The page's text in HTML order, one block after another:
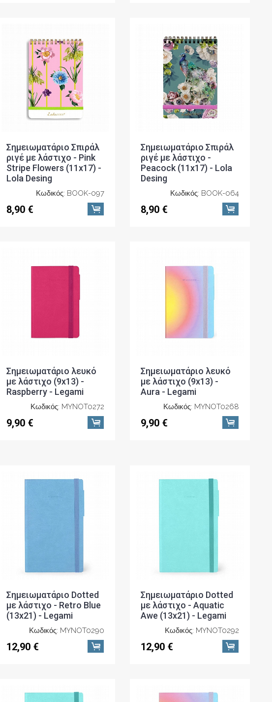
Σημειωματάριο Σπιράλ
ριγέ με λάστιχο - Pink
Stripe Flowers (11x17) -
Lola Desing
Κωδικός: BOOK-097
8,90 €
Σημειωματάριο Σπιράλ
ριγέ με λάστιχο -
Peacock (11x17) - Lola
Desing
Κωδικός: BOOK-064
8,90 €
Σημειωματάριο λευκό
με λάστιχο (9x13) -
Raspberry - Legami
Κωδικός: MYNOT0272
9,90 €
Σημειωματάριο λευκό
με λάστιχο (9x13) -
Aura - Legami
Κωδικός: MYNOT0268
9,90 €
Σημειωματάριο Dotted
με λάστιχο - Retro Blue
(13x21) - Legami
Κωδικός: MYNOT0290
12,90 €
Σημειωματάριο Dotted
με λάστιχο - Aquatic
Awe (13x21) - Legami
Κωδικός: MYNOT0292
12,90 €